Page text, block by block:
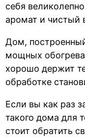
себя
аромат и чистый
Дом,
мощных
хорошо держит
обработке
Если вы как раз
такого дома для
стоит обратить